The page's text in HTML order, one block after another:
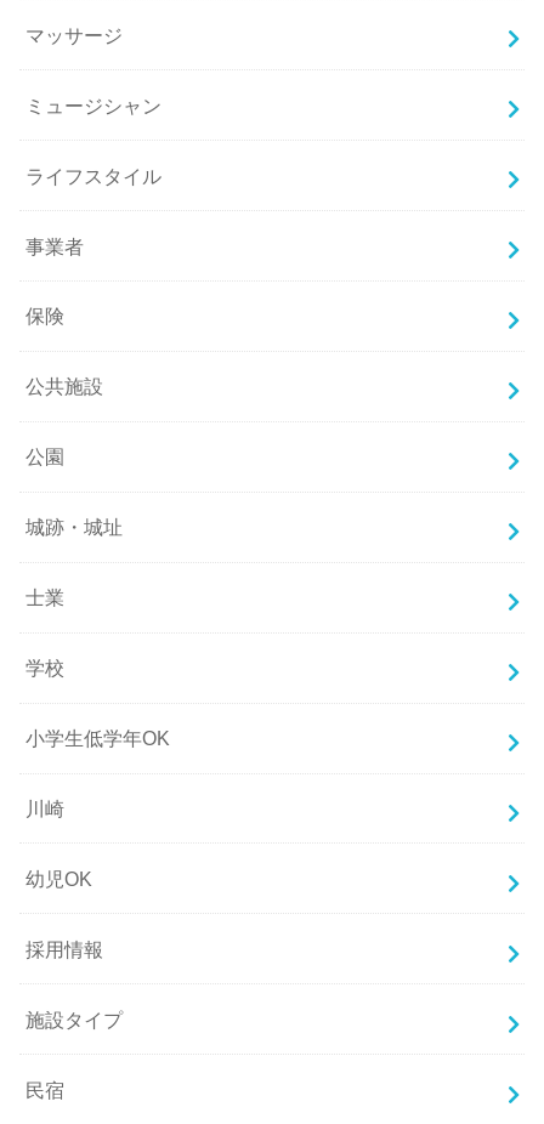
マッサージ
ミュージシャン
ライフスタイル
事業者
保険
公共施設
公園
城跡・城址
士業
学校
小学生低学年OK
川崎
幼児OK
採用情報
施設タイプ
民宿